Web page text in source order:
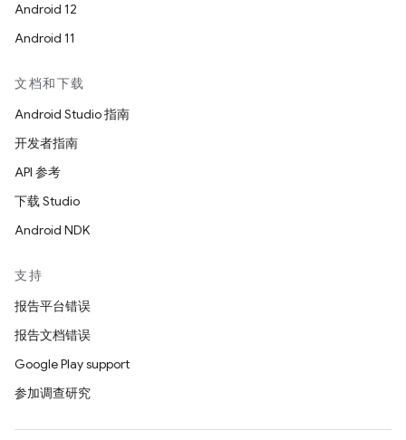
Android 12
Android 11
文档和下载
Android Studio 指南
开发者指南
API 参考
下载 Studio
Android NDK
支持
报告平台错误
报告文档错误
Google Play support
参加调查研究